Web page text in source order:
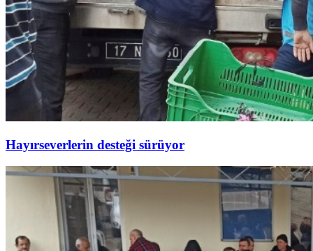
Hayırseverlerin desteği sürüyor